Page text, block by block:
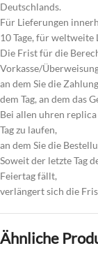
Deutschlands.
Für Lieferungen
10 Tage, für weltweite
Die Frist für die
Vorkasse/
an dem Sie die
dem Tag, an dem das
Bei allen uhren
Tag zu laufen,
an dem Sie die
Soweit der letzte Tag
Feiertag fällt,
verlängert sich die
Ähnliche